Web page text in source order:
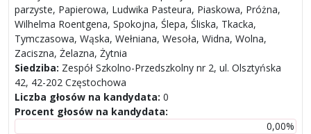
parzyste, Papierowa, Ludwika Pasteura, Piaskowa, Próżna,
Wilhelma Roentgena, Spokojna, Ślepa, Śliska, Tkacka,
Tymczasowa, Wąska, Wełniana, Wesoła, Widna, Wolna,
Zaciszna, Żelazna, Żytnia
Siedziba: Zespół Szkolno-Przedszkolny nr 2, ul. Olsztyńska
42, 42-202 Częstochowa
Liczba głosów na kandydata: 0
Procent głosów na kandydata:
0,00%